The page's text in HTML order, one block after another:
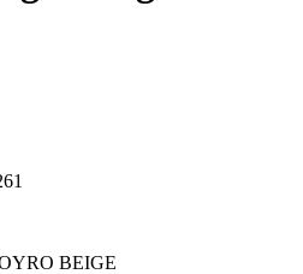
BEIGE